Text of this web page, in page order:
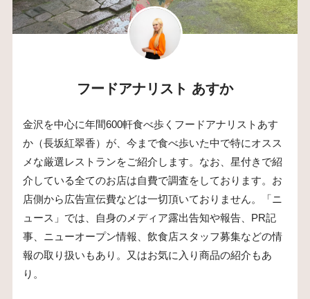
フードアナリスト あすか
金沢を中心に年間600軒食べ歩くフードアナリストあす
か（長坂紅翠香）が、今まで食べ歩いた中で特にオスス
メな厳選レストランをご紹介します。なお、星付きで紹
介している全てのお店は自費で調査をしております。お
店側から広告宣伝費などは一切頂いておりません。「ニ
ュース」では、自身のメディア露出告知や報告、PR記
事、ニューオープン情報、飲食店スタッフ募集などの情
報の取り扱いもあり。又はお気に入り商品の紹介もあ
り。